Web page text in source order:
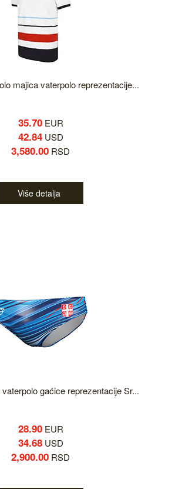
majica vaterpolo reprezentacije...
35.70EUR
42.84USD
3,580.00 RSD
Više detalja
gaćice reprezentacije Sr...
28.90EUR
34.68USD
2,900.00 RSD